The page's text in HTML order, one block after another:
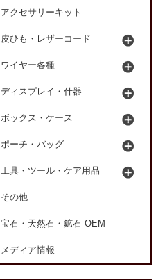
アクセサリーキット
皮ひも・レザーコード
ワイヤー各種
ディスプレイ・什器
ボックス・ケース
ポーチ・バッグ
工具・ツール・ケア用品
その他
宝石・天然石・鉱石 OEM
メディア情報